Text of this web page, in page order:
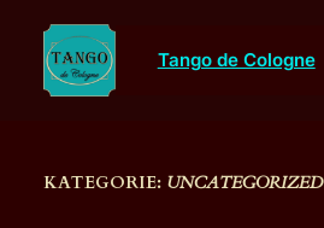
Inhalt
Tango de Cologne
KATEGORIE: UNCATEGORIZED